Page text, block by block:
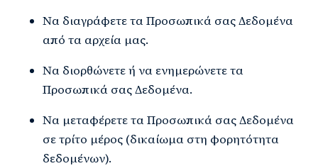
Να διαγράφετε τα Προσωπικά σας Δεδομένα
από τα αρχεία μας.
Να διορθώνετε ή να ενημερώνετε τα
Προσωπικά σας Δεδομένα.
Να μεταφέρετε τα Προσωπικά σας Δεδομένα
σε τρίτο μέρος (δικαίωμα στη φορητότητα
δεδομένων).